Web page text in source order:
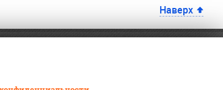
Наверх